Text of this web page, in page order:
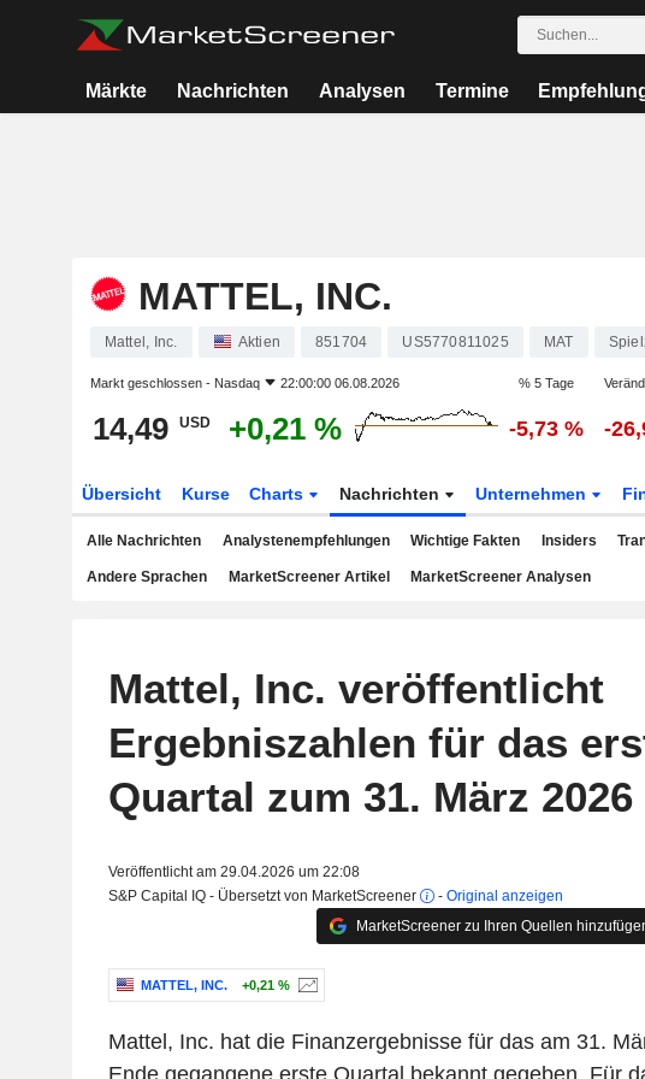
Märkte Nachrichten Analysen Termine
MATTEL, INC.
Mattel, Inc. Aktien 851704 US5770811025 MAT
Markt geschlossen - Nasdaq 22:00:00 06.08.2026 % 5 Tage
14,49 USD +0,21 % -5,73 % -
Übersicht Kurse Charts Nachrichten Unternehmen
Alle Nachrichten Analystenempfehlungen Wichtige Fakten Insiders
Andere Sprachen MarketScreener Artikel MarketScreener Analysen
Mattel, Inc. veröffentlicht
Ergebniszahlen für das
Quartal zum 31. März 2026
Veröffentlicht am 29.04.2026 um 22:08
S&P Capital IQ - Übersetzt von MarketScreener
- Original anzeigen
MarketScreener zu Ihren Quellen
MATTEL, INC. +0,21 %
Mattel, Inc. hat die Finanzergebnisse für das am 31.